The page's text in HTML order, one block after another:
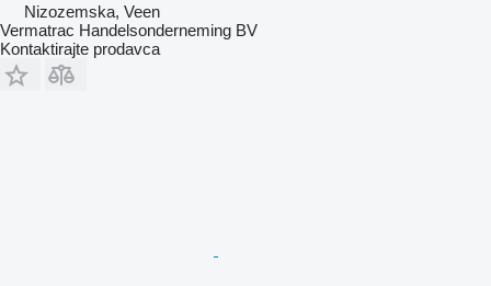
Nizozemska, Veen
Vermatrac Handelsonderneming BV
Kontaktirajte prodavca